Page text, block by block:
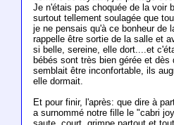
Je n'étais pas choquée de la voir
surtout tellement soulagée que
je ne pensais qu'à ce bonheur de
rappelle être sortie de la salle et
si belle, sereine, elle dort....et
bébés sont très bien gérée et dès
semblait être inconfortable, ils
elle dormait.
Et pour finir, l'après: que dire à
a surnommé notre fille le "cabri